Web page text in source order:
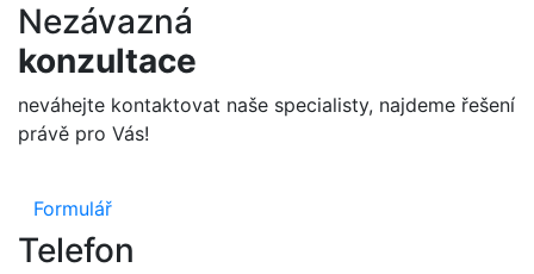
Nezávazná
konzultace
neváhejte kontaktovat naše specialisty, najdeme řešení
právě pro Vás!
Formulář
Telefon